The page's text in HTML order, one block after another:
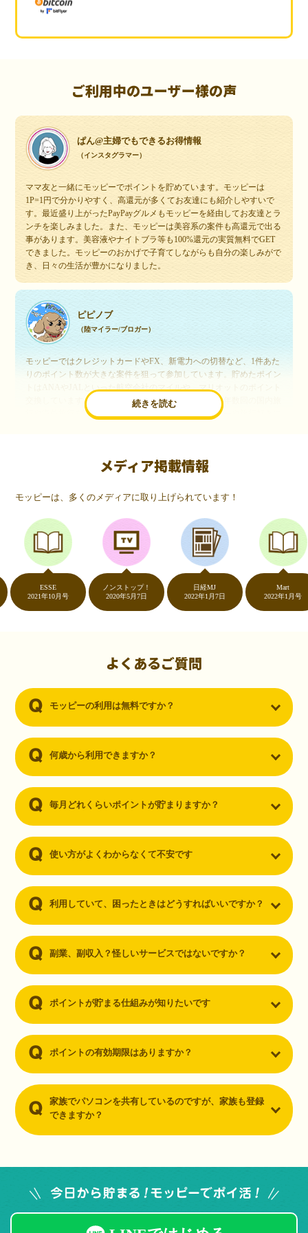
ご利用中のユーザー様の声
ぱん@主婦でもできるお得情報
（インスタグラマー）
ママ友と一緒にモッピーでポイントを貯めています。モッピーは
1P=1円で分かりやすく、高還元が多くてお友達にも紹介しやすいで
す。最近盛り上がったPayPayグルメもモッピーを経由してお友達とラ
ンチを楽しみました。また、モッピーは美容系の案件も高還元で出る
事があります。美容液やナイトブラ等も100%還元の実質無料でGET
できました。モッピーのおかげで子育てしながらも自分の楽しみがで
き、日々の生活が豊かになりました。
続きを読む
ピピノブ
（陸マイラー/ブロガー）
モッピーではクレジットカードやFX、新電力への切替など、1件あた
りのポイント数が大きな案件を狙って参加しています。貯めたポイン
交換しています。このようにすることで、ほぼ無料で年数回の国内旅
行や海外旅行を実現しています。モッピーは陸マイラーや旅行好きに
いつものネットショッピングが、モッピーでお得
（20代・女性）
友達に勧められてモッピーをはじめました。空いた時間にスマホで買
い物をすることが多いのですが、モッピーを経由するだけでショップ
のポイントとモッピーのポイントが二重で貯まることを知り、ビック
リ…！いつものネットショッピングをモッピーを経由するだけでポイ
ントが貯まるなんて…もっと早く教えてほしかった～！貯まったポイ
ントはギフト券に交換して、プチ贅沢を楽しんでます♪
（30代・男性）
ーを知りました。クレジットカードを発行するだけでポイントが貯ま
るならと無料登録して、クレジットカードの発行やアプリダウンロー
メディア掲載情報
モッピーは、多くのメディアに取り上げられています！
2021年10月号
ノンストップ！
2020年5月7日
日経MJ
2022年1月7日
2022年1月号
よくあるご質問
モッピーの利用は無料ですか？
何歳から利用できますか？
毎月どれくらいポイントが貯まりますか？
使い方がよくわからなくて不安です
利用していて、困ったときはどうすればいいですか？
副業、副収入？怪しいサービスではないですか？
ポイントが貯まる仕組みが知りたいです
ポイントの有効期限はありますか？
家族でパソコンを共有しているのですが、家族も登録
できますか？